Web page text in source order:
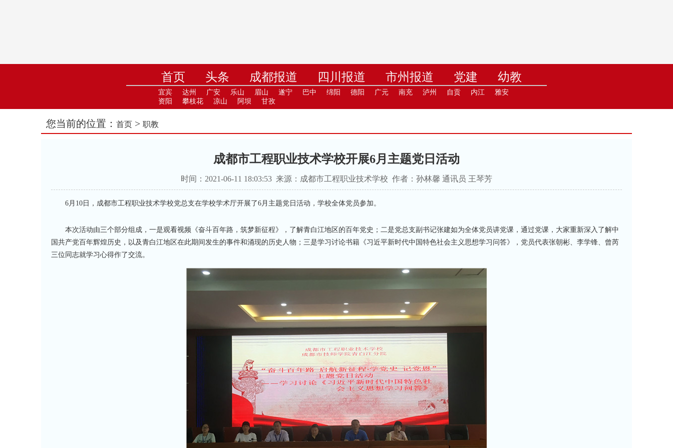
首页 头条 成都报道 四川报道 市州报道 党建
幼教
小学
中学 职教 高校 社教 健康 培训 在线直播
宜宾 达州 广安 乐山 眉山 遂宁 巴中 绵阳 德阳 广元 南充 泸州 自贡 内江
雅安
资阳
攀枝花 凉山 阿坝 甘孜
您当前的位置： 首页 > 职教
成都市工程职业技术学校开展6月主题党日活动
时间：2021-06-11 18:03:53 来源：成都市工程职业技术学校 作者：孙林馨 通讯员 王琴芳
6月10日，成都市工程职业技术学校党总支在学校学术厅开展了6月主题党日活动，学校全体党员参加。
本次活动由三个部分组成，一是观看视频《奋斗百年路，筑梦新征程》，了解青白江地区的百年党史；二是党总支副书记张建如为全体党员讲党课，通过党课，大家重新深入了解中
国共产党百年辉煌历史，以及青白江地区在此期间发生的事件和涌现的历史人物；三是学习讨论书籍《习近平新时代中国特色社会主义思想学习问答》，党员代表张朝彬、李学锋、曾芮
三位同志就学习心得作了交流。